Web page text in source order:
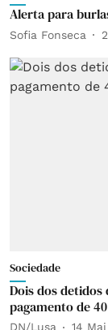
Alerta para
Sofia Fonseca
Sociedade
Dois dos detidos
pagamento de
DN/Lusa 14